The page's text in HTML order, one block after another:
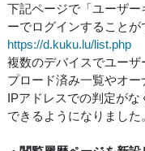
下記ページで「ユーザ
ーでログインすることが
https://d.kuku.lu/list.php
複数のデバイスでユー
プロード済み一覧やオー
IPアドレスでの判定が
できるようになりました